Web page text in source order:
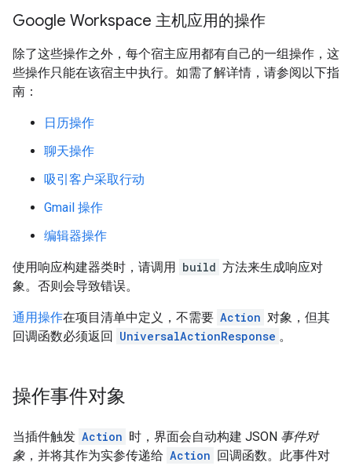
Google Workspace 主机应用的操作
除了这些操作之外，每个宿主应用都有自己的一组操作，这
些操作只能在该宿主中执行。如需了解详情，请参阅以下指
南：
日历操作
聊天操作
吸引客户采取行动
Gmail 操作
编辑器操作
使用响应构建器类时，请调用 build 方法来生成响应对
象。否则会导致错误。
通用操作在项目清单中定义，不需要 Action 对象，但其
回调函数必须返回 UniversalActionResponse 。
操作事件对象
当插件触发 Action 时，界面会自动构建 JSON 事件对
象 ，并将其作为实参传递给 Action 回调函数。此事件对